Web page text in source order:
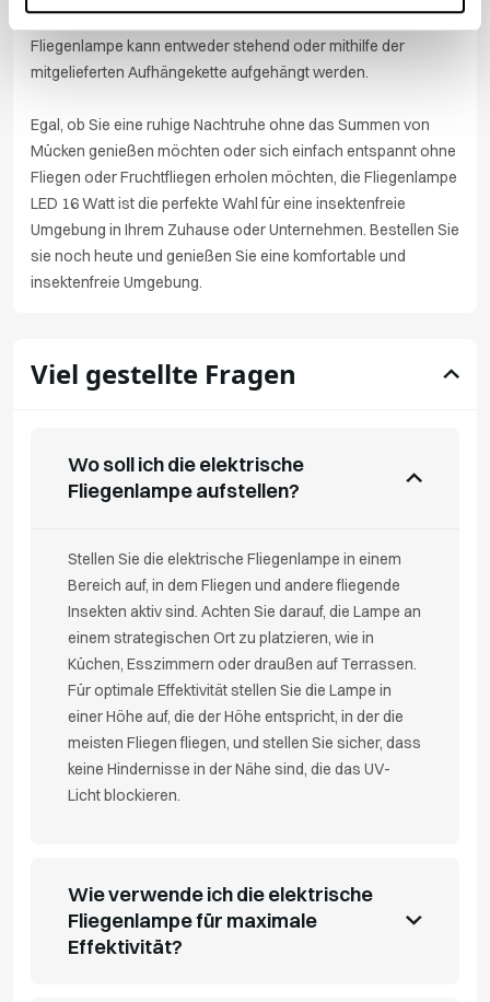
Zuhause oder Unternehmen verwendet werden. Die
Fliegenlampe kann entweder stehend oder mithilfe der
mitgelieferten Aufhängekette aufgehängt werden.
Egal, ob Sie eine ruhige Nachtruhe ohne das Summen von
Mücken genießen möchten oder sich einfach entspannt ohne
Fliegen oder Fruchtfliegen erholen möchten, die Fliegenlampe
LED 16 Watt ist die perfekte Wahl für eine insektenfreie
Umgebung in Ihrem Zuhause oder Unternehmen. Bestellen Sie
sie noch heute und genießen Sie eine komfortable und
insektenfreie Umgebung.
Viel gestellte Fragen
Wo soll ich die elektrische
Fliegenlampe aufstellen?
Stellen Sie die elektrische Fliegenlampe in einem
Bereich auf, in dem Fliegen und andere fliegende
Insekten aktiv sind. Achten Sie darauf, die Lampe an
einem strategischen Ort zu platzieren, wie in
Küchen, Esszimmern oder draußen auf Terrassen.
Für optimale Effektivität stellen Sie die Lampe in
einer Höhe auf, die der Höhe entspricht, in der die
meisten Fliegen fliegen, und stellen Sie sicher, dass
keine Hindernisse in der Nähe sind, die das UV-
Licht blockieren.
Wie verwende ich die elektrische
Fliegenlampe für maximale
Effektivität?